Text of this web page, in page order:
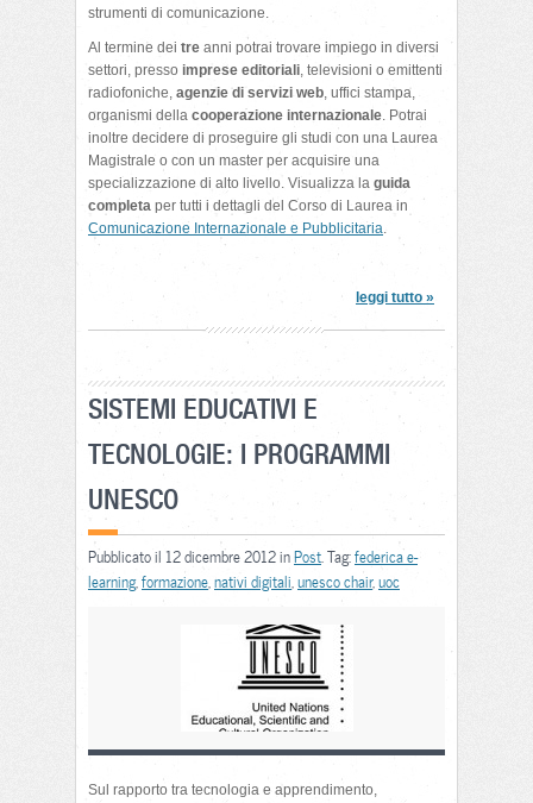
strumenti di comunicazione.
Al termine dei tre anni potrai trovare impiego in diversi
settori, presso imprese editoriali, televisioni o emittenti
radiofoniche, agenzie di servizi web, uffici stampa,
organismi della cooperazione internazionale. Potrai
inoltre decidere di proseguire gli studi con una Laurea
Magistrale o con un master per acquisire una
specializzazione di alto livello. Visualizza la guida
completa per tutti i dettagli del Corso di Laurea in
Comunicazione Internazionale e Pubblicitaria.
leggi tutto »
SISTEMI EDUCATIVI E
TECNOLOGIE: I PROGRAMMI
UNESCO
Pubblicato il 12 dicembre 2012 inPost . Tag:federica e-
learning, formazione nativi digitali unesco chair, uoc
Sul rapporto tra tecnologia e apprendimento,